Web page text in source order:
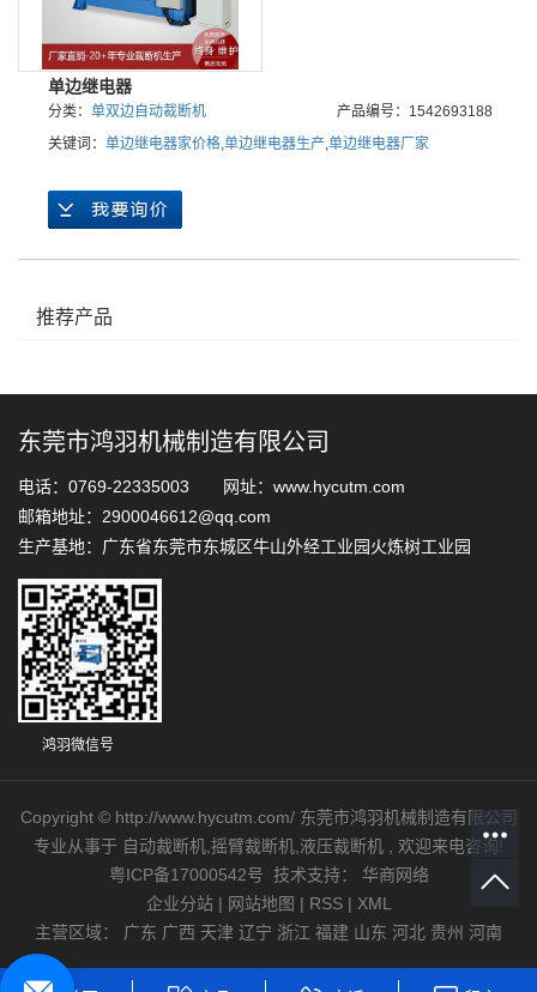
单边继电器
分类： 单双边自动裁断机
产品编号：1542693188
关键词： 单边继电器家价格 单边继电器生产 单边继电器厂家
推荐产品
东莞市鸿羽机械制造有限公司
电话：0769-22335003 网址：www.hycutm.com
邮箱地址：2900046612@qq.com
生产基地：广东省东莞市东城区牛山外经工业园火炼树工业园
鸿羽微信号
Copyright © http://www.hycutm.com/ 东莞市鸿羽机械制造有限公司
专业从事于 自动裁断机 摇臂裁断机 液压裁断机 , 欢迎来电咨询!
粤ICP备17000542号 技术支持： 华商网络
企业分站| 网站地图 | RSS| XML
主营区域： 广东 广西 天津 辽宁 浙江 福建 山东 河北 贵州 河南